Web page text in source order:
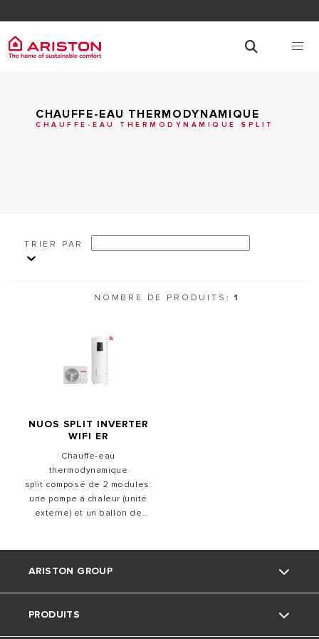
CHAUFFE-EAU THERMODYNAMIQUE
CHAUFFE-EAU THERMODYNAMIQUE SPLIT
TRIER PAR
NOMBRE DE PRODUITS:1
NUOS SPLIT INVERTER
WIFI ER
Chauffe-eau
thermodynamique
split composé de 2 modules:
une pompe á chaleur (unité
externe) et un ballon de
les espaces réduits.
modèle best in class sur le
ARISTON GROUP
La marque Ariston
PRODUITS